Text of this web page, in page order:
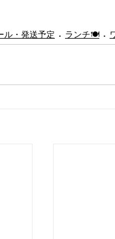
ル・発送予定 ランチ🍽